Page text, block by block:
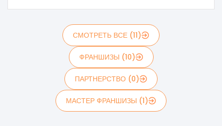
СМОТРЕТЬ ВСЕ (11)
ФРАНШИЗЫ (10)
ПАРТНЕРСТВО (0)
МАСТЕР ФРАНШИЗЫ (1)